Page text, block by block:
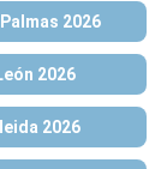
2026
2026
2026